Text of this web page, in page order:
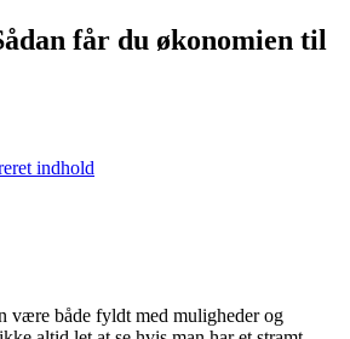
får du økonomien til
indhold
være både fyldt med muligheder og